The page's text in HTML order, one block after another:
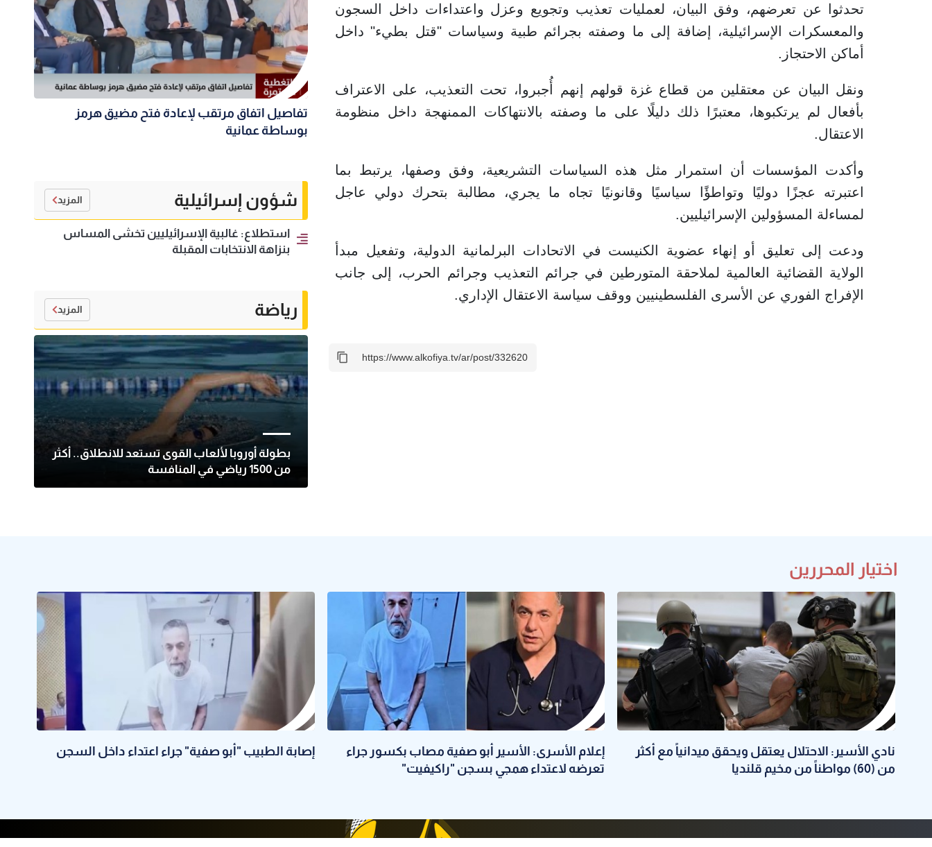
تحدثوا عن تعرضهم، وفق البيان، لعمليات تعذيب وتجويع وعزل واعتداءات داخل السجون
والمعسكرات الإسرائيلية، إضافة إلى ما وصفته بجرائم طبية وسياسات "قتل بطيء" داخل
أماكن الاحتجاز.
ونقل البيان عن معتقلين من قطاع غزة قولهم إنهم أُجبروا، تحت التعذيب، على الاعتراف
بأفعال لم يرتكبوها، معتبرًا ذلك دليلًا على ما وصفته بالانتهاكات الممنهجة داخل منظومة
الاعتقال.
وأكدت المؤسسات أن استمرار مثل هذه السياسات التشريعية، وفق وصفها، يرتبط بما
اعتبرته عجزًا دوليًا وتواطؤًا سياسيًا وقانونيًا تجاه ما يجري، مطالبة بتحرك دولي عاجل
لمساءلة المسؤولين الإسرائيليين.
ودعت إلى تعليق أو إنهاء عضوية الكنيست في الاتحادات البرلمانية الدولية، وتفعيل مبدأ
الولاية القضائية العالمية لملاحقة المتورطين في جرائم التعذيب وجرائم الحرب، إلى جانب
الإفراج الفوري عن الأسرى الفلسطينيين ووقف سياسة الاعتقال الإداري.
تفاصيل اتفاق مرتقب لإعادة فتح مضيق هرمز
بوساطة عمانية
شؤون إسرائيلية المزيد
استطلاع: غالبية الإسرائيليين تخشى المساس
بنزاهة الانتخابات المقبلة
رياضة المزيد
بطولة أوروبا لألعاب القوى تستعد للانطلاق.. أكثر
من 1500 رياضي في المنافسة
اختيار المحررين
نادي الأسير: الاحتلال يعتقل ويحقق ميدانياً مع أكثر
من (60) مواطناً من مخيم قلنديا
إعلام الأسرى: الأسير أبو صفية مصاب بكسور جراء
تعرضه لاعتداء همجي بسجن "راكيفيت"
إصابة الطبيب "أبو صفية" جراء اعتداء داخل السجن